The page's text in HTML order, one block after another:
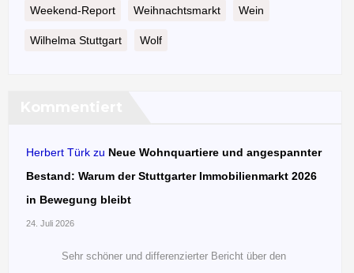
Weekend-Report Weihnachtsmarkt Wein
Wilhelma Stuttgart Wolf
Herbert Türk zu Neue Wohnquartiere und angespannter
Bestand: Warum der Stuttgarter Immobilienmarkt 2026
in Bewegung bleibt
24. Juli 2026
Sehr schöner und differenzierter Bericht über den